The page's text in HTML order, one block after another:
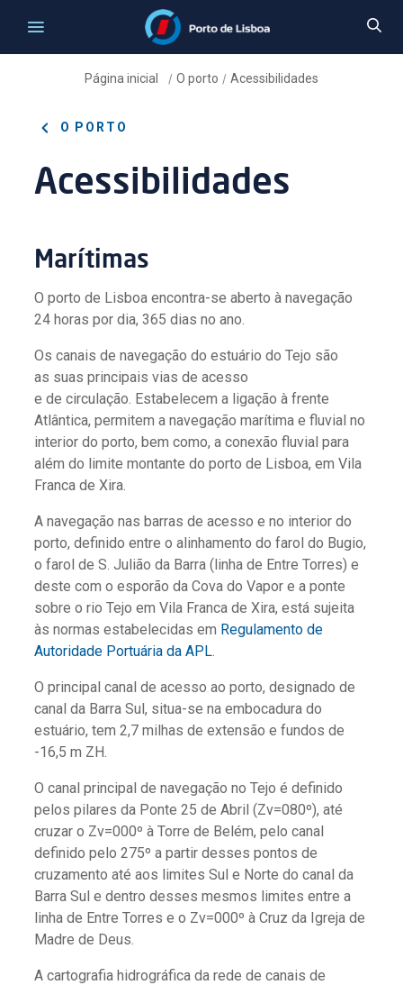
Página inicial / O porto / Acessibilidades
O PORTO
Acessibilidades
Marítimas
O porto de Lisboa encontra-se aberto à navegação
24 horas por dia, 365 dias no ano.
Os canais de navegação do estuário do Tejo são
as suas principais vias de acesso
e de circulação. Estabelecem a ligação à frente
Atlântica, permitem a navegação marítima e fluvial no
interior do porto, bem como, a conexão fluvial para
além do limite montante do porto de Lisboa, em Vila
Franca de Xira.
A navegação nas barras de acesso e no interior do
porto, definido entre o alinhamento do farol do Bugio,
o farol de S. Julião da Barra (linha de Entre Torres) e
deste com o esporão da Cova do Vapor e a ponte
sobre o rio Tejo em Vila Franca de Xira, está sujeita
às normas estabelecidas em Regulamento de
Autoridade Portuária da APL
O principal canal de acesso ao porto, designado de
canal da Barra Sul, situa-se na embocadura do
estuário, tem 2,7 milhas de extensão e fundos de
-16,5 m ZH.
O canal principal de navegação no Tejo é definido
pelos pilares da Ponte 25 de Abril (Zv=080º), até
cruzar o Zv=000º à Torre de Belém, pelo canal
definido pelo 275º a partir desses pontos de
cruzamento até aos limites Sul e Norte do canal da
Barra Sul e dentro desses mesmos limites entre a
linha de Entre Torres e o Zv=000º à Cruz da Igreja de
Madre de Deus.
A cartografia hidrográfica da rede de canais de